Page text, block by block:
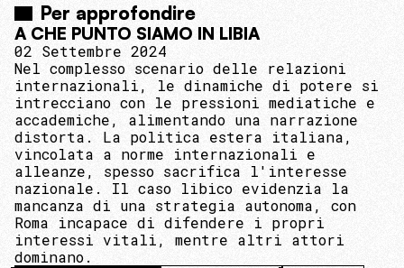
Per approfondire
A CHE PUNTO SIAMO IN LIBIA
02 Settembre 2024
Nel complesso scenario delle relazioni
internazionali, le dinamiche di potere si
intrecciano con le pressioni mediatiche e
accademiche, alimentando una narrazione
distorta. La politica estera italiana,
vincolata a norme internazionali e
alleanze, spesso sacrifica l'interesse
nazionale. Il caso libico evidenzia la
mancanza di una strategia autonoma, con
Roma incapace di difendere i propri
interessi vitali, mentre altri attori
dominano.